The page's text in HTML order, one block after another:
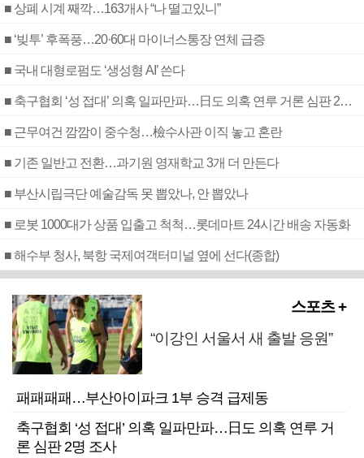
■ 상폐 시계 째깍…163개사 “나 떨고있니”
■ ‘빚투’ 후폭풍…20·60대 마이너스통장 연체 급증
■ 국내 대형로펌도 ‘생성형 AI’ 쓴다
■ 축구협회 ‘성 접대’ 의혹 일파만파…日도 의혹 연루 거론 심판 2명 조사
■ 근무여건 깜깜이 중수청…檢수사관 이직 놓고 혼란
■ 기존 일반고 전환…과기원 영재학교 3개 더 만든다
■ 부산시립극단 예술감독 못 뽑았나, 안 뽑았나
■ 로봇 1000대가 상품 입출고 척척…롯데마트 24시간 배송 자동화
■ 해수부 청사, 북항 국제여객터미널 옆에 선다(종합)
스포츠 +
“이강인 서울서 새 출발 응원”
패패패패…부산아이파크 1부 승격 급제동
축구협회 ‘성 접대’ 의혹 일파만파…日도 의혹 연루 거
론 심판 2명 조사